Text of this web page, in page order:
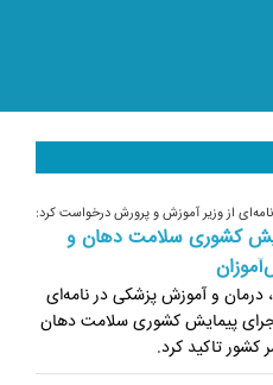
از وزیر آموزش و پرورش درخواست کرد:
کشوری سلامت دهان و
درمان و آموزش پزشکی در نامه‌ای
پیمایش کشوری سلامت دهان
کشور تاکید کرد.